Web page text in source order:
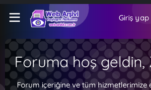
Giriş yap
Foruma hoş geldin,
Forum içeriğine ve tüm hizmetlerimize